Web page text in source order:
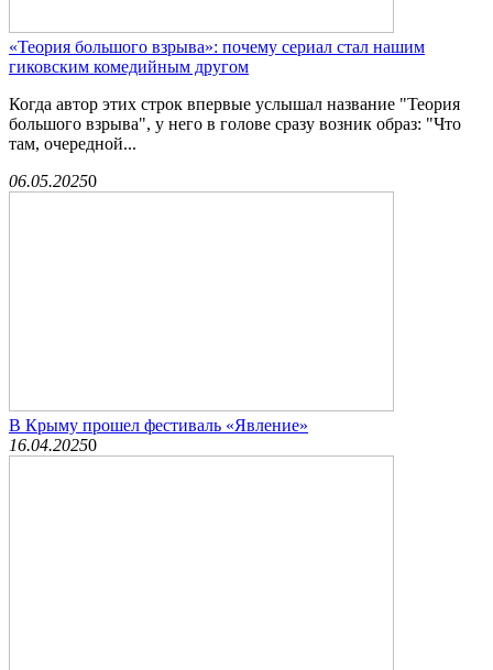
«Теория большого взрыва»: почему сериал стал нашим
гиковским комедийным другом
Когда автор этих строк впервые услышал название "Теория
большого взрыва", у него в голове сразу возник образ: "Что
там, очередной...
06.05.20250
В Крыму прошел фестиваль «Явление»
16.04.20250